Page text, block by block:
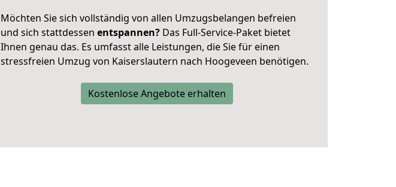
Möchten Sie sich vollständig von allen Umzugsbelangen befreien
und sich stattdessen entspannen? Das Full-Service-Paket bietet
Ihnen genau das. Es umfasst alle Leistungen, die Sie für einen
stressfreien Umzug von Kaiserslautern nach Hoogeveen benötigen.
Kostenlose Angebote erhalten